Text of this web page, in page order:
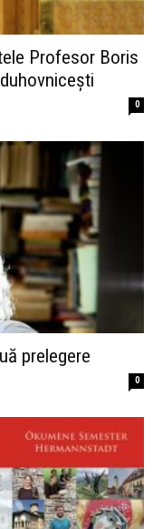
Profesor Boris
0
prelegere
0